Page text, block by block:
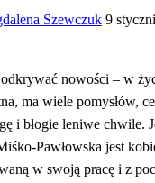
Szewczuk 9
nowości – w
ma wiele pomysłów,
i błogie leniwe chwile.
Pawłowska jest
w swoją pracę i z